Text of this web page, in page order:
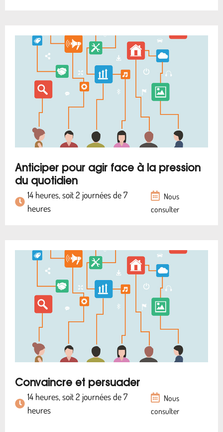
Anticiper pour agir face à la pression
du quotidien
14 heures, soit 2 journées de 7
heures
Nous
consulter
Convaincre et persuader
14 heures, soit 2 journées de 7
heures
Nous
consulter